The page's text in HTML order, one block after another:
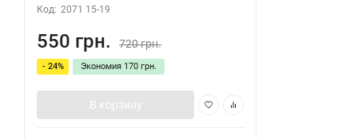
Код: 2071 15-19
550 грн. 720 грн.
- 24% Экономия 170 грн.
В корзину